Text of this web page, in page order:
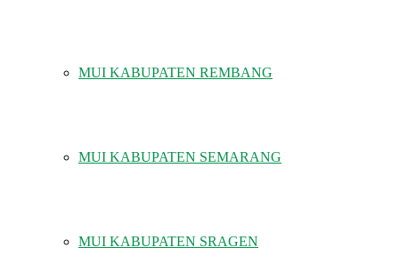
MUI KABUPATEN REMBANG
MUI KABUPATEN SEMARANG
MUI KABUPATEN SRAGEN